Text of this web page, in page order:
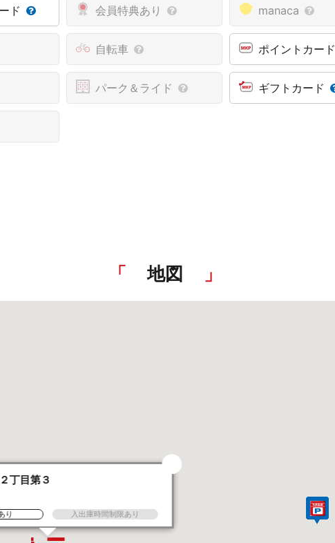
ド 会員特典あり manaca
自転車 ポイントカード
パーク＆ライド ギフトカード
地図
丁目第３
り 入出庫時間制限あり